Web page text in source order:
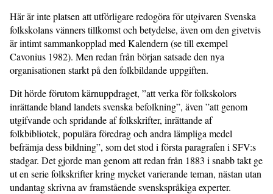
Här är inte platsen att utförligare redogöra för utgivaren Svenska
folkskolans vänners tillkomst och betydelse, även om den givetvis
är intimt sammankopplad med Kalendern (se till exempel
Cavonius 1982). Men redan från början satsade den nya
organisationen starkt på den folkbildande uppgiften.
Dit hörde förutom kärnuppdraget, ”att verka för folkskolors
inrättande bland landets svenska befolkning”, även ”att genom
utgifvande och spridande af folkskrifter, inrättande af
folkbibliotek, populära föredrag och andra lämpliga medel
befrämja dess bildning”, som det stod i första paragrafen i SFV:s
stadgar. Det gjorde man genom att redan från 1883 i snabb takt ge
ut en serie folkskrifter kring mycket varierande teman, nästan utan
undantag skrivna av framstående svenskspråkiga experter.